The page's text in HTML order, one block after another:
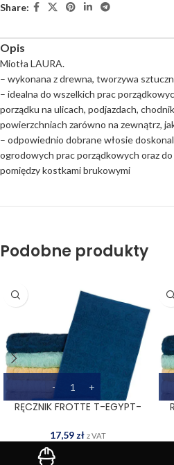
Share:
Opis
Miotła LAURA.
– wykonana z drewna, tworzywa
– idealna do wszelkich prac
porządku na ulicach, podjazdach,
powierzchniach zarówno na zewnątrz,
– odpowiednio dobrane włosie
ogrodowych prac porządkowych oraz
pomiędzy kostkami brukowymi
Podobne produkty
RĘCZNIK FROTTE T-EGYPT-
17,59 zł z VAT